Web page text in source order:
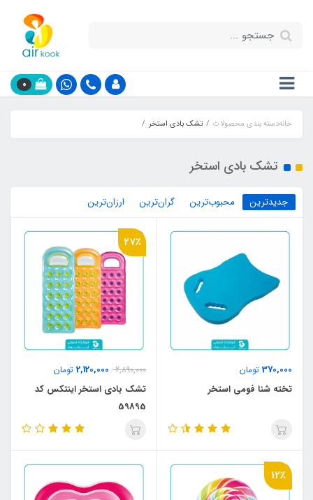
0
خانهدسته بندی محصولات تشک بادی استخر
تشک بادی استخر
جدیدترین محبوب‌ترین گران‌ترین ارزان‌ترین
370,000 تومان
تخته شنا فومی استخر
27٪
2,890,000
2,120,000 تومان
تشک بادی استخر اینتکس کد
59895
12٪